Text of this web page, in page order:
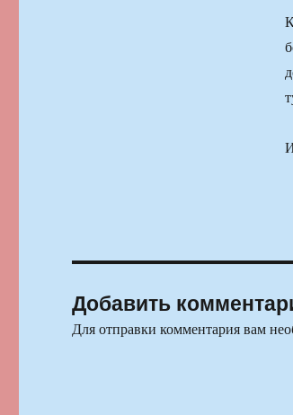
Добавить
Для отправки комментария вам